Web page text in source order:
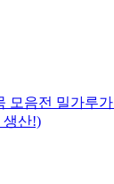
모음전 밀가루
생산!)